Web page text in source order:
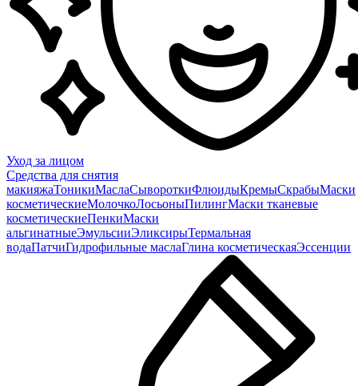
Уход за лицом
Средства для снятия
макияжаТоникиМаслаСывороткиФлюидыКремыСкрабыМаски
косметическиеМолочкоЛосьоныПилингМаски тканевые
косметическиеПенкиМаски
альгинатныеЭмульсииЭликсирыТермальная
водаПатчиГидрофильные маслаГлина косметическаяЭссенции